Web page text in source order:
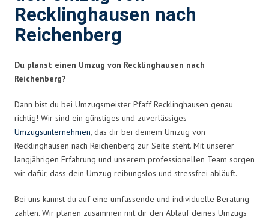
Recklinghausen nach
Reichenberg
Du planst einen Umzug von Recklinghausen nach
Reichenberg?
Dann bist du bei Umzugsmeister Pfaff Recklinghausen genau
richtig! Wir sind ein günstiges und zuverlässiges
Umzugsunternehmen, das dir bei deinem Umzug von
Recklinghausen nach Reichenberg zur Seite steht. Mit unserer
langjährigen Erfahrung und unserem professionellen Team sorgen
wir dafür, dass dein Umzug reibungslos und stressfrei abläuft.
Bei uns kannst du auf eine umfassende und individuelle Beratung
zählen. Wir planen zusammen mit dir den Ablauf deines Umzugs